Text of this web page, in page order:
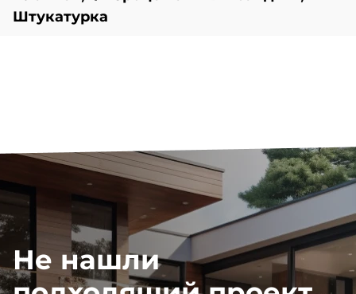
Штукатурка
Не нашли